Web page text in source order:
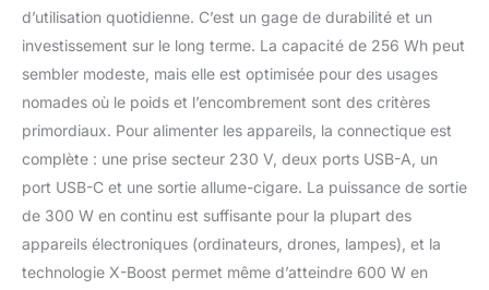
d’utilisation quotidienne. C’est un gage de durabilité et un
investissement sur le long terme. La capacité de 256 Wh peut
sembler modeste, mais elle est optimisée pour des usages
nomades où le poids et l’encombrement sont des critères
primordiaux. Pour alimenter les appareils, la connectique est
complète : une prise secteur 230 V, deux ports USB-A, un
port USB-C et une sortie allume-cigare. La puissance de sortie
de 300 W en continu est suffisante pour la plupart des
appareils électroniques (ordinateurs, drones, lampes), et la
technologie X-Boost permet même d’atteindre 600 W en